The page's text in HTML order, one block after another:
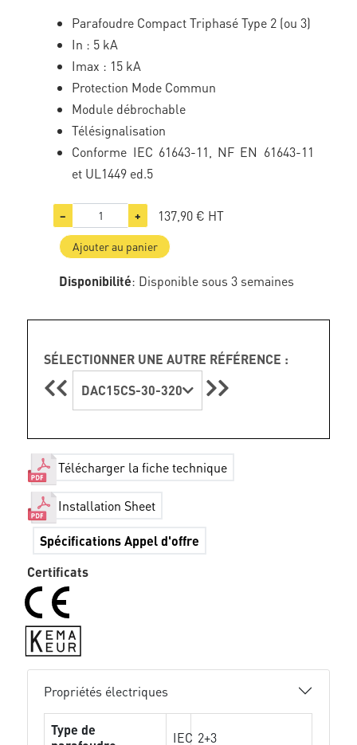
Parafoudre Compact Triphasé Type 2 (ou 3)
In : 5 kA
Imax : 15 kA
Protection Mode Commun
Module débrochable
Télésignalisation
Conforme IEC 61643-11, NF EN 61643-11
et UL1449 ed.5
− + 137,90 € HT
Ajouter au panier
Disponibilité: Disponible sous 3 semaines
SÉLECTIONNER UNE AUTRE RÉFÉRENCE :
DAC15CS-30-320
Télécharger la fiche technique
Installation Sheet
Spécifications Appel d'offre
Certificats
Propriétés électriques
Type de
IEC 2+3